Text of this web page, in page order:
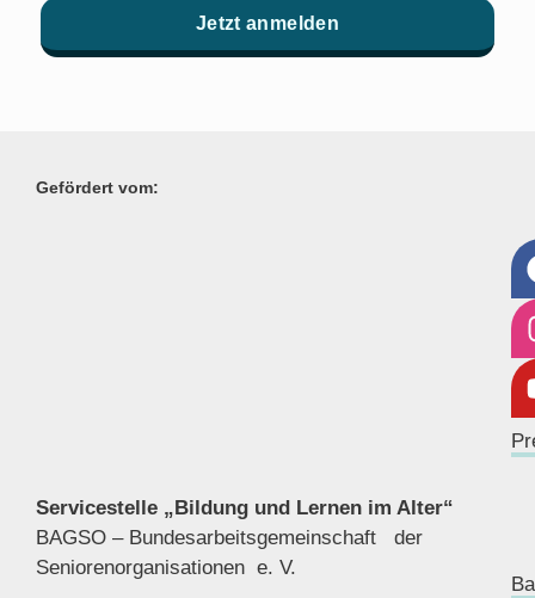
Jetzt anmelden
Gefördert vom:
Servicestelle „Bildung und Lernen im Alter“
BAGSO – Bundesarbeitsgemeinschaft der
Seniorenorganisationen e. V.